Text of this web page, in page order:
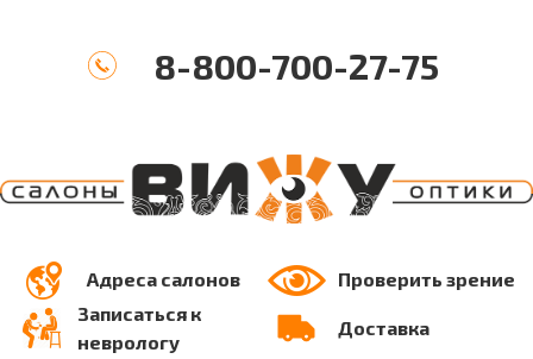
8-800-700-27-75
Адреса салонов
Проверить зрение
Записаться к
неврологу
Доставка